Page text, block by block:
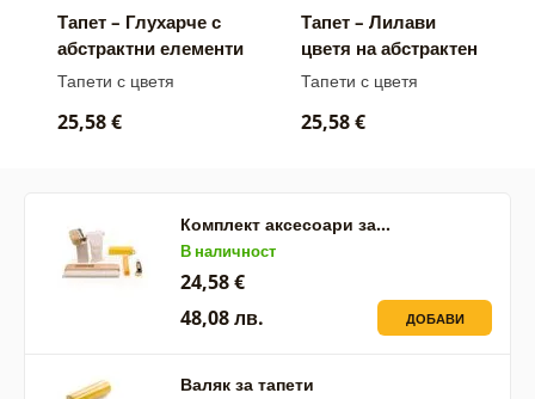
Тапет – Глухарче с
абстрактни елементи
Тапети с цветя
25,58 €
Тапет – Лилави
цветя на абстрактен
фон
Тапети с цветя
25,58 €
Комплект аксесоари за…
В наличност
24,58 €
48,08 лв.
ДОБАВИ
Валяк за тапети